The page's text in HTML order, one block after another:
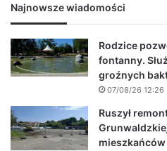
Najnowsze wiadomości
Rodzice
fontanny.
groźnych
07/08/26 12:26
Ruszył
mieszkańców